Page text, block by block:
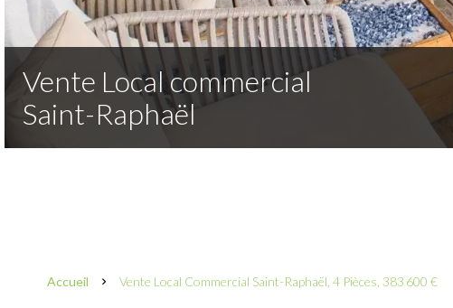
Vente Local commercial
Saint-Raphaël
Accueil Vente Local Commercial Saint-Raphaël, 4 Pièces, 383 600 €